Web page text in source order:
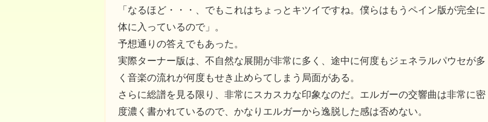
「なるほど・・・、でもこれはちょっとキツイですね。僕らはもうペイン版が完全に
体に入っているので」。
予想通りの答えでもあった。
実際ターナー版は、不自然な展開が非常に多く、途中に何度もジェネラルパウセが多
く音楽の流れが何度もせき止めらてしまう局面がある。
さらに総譜を見る限り、非常にスカスカな印象なのだ。エルガーの交響曲は非常に密
度濃く書かれているので、かなりエルガーから逸脱した感は否めない。